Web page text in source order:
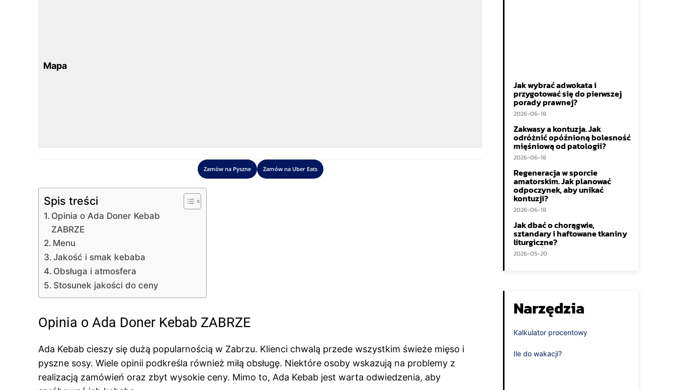
Mapa
Zamów na Pyszne Zamów na Uber Eats
Spis treści
Opinia o Ada Doner Kebab
ZABRZE
Menu
Jakość i smak kebaba
Obsługa i atmosfera
Stosunek jakości do ceny
Opinia o Ada Doner Kebab ZABRZE
Ada Kebab cieszy się dużą popularnością w Zabrzu. Klienci chwalą przede wszystkim świeże mięso i
pyszne sosy. Wiele opinii podkreśla również miłą obsługę. Niektóre osoby wskazują na problemy z
realizacją zamówień oraz zbyt wysokie ceny. Mimo to, Ada Kebab jest warta odwiedzenia, aby
Jak wybrać adwokata i
przygotować się do pierwszej
porady prawnej?
2026-06-18
Zakwasy a kontuzja. Jak
odróżnić opóźnioną bolesność
mięśniową od patologii?
2026-06-18
Regeneracja w sporcie
amatorskim. Jak planować
odpoczynek, aby unikać
kontuzji?
2026-06-18
Jak dbać o chorągwie,
sztandary i haftowane tkaniny
liturgiczne?
2026-05-20
Narzędzia
Kalkulator procentowy
Ile do wakacji?